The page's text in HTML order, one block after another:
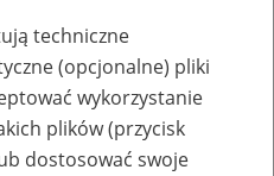
techniczne
(opcjonalne) pliki
wykorzystanie
plików (przycisk
dostosować swoje